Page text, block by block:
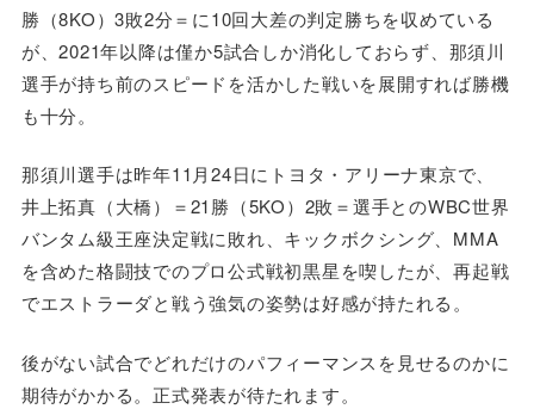
勝（8KO）3敗2分＝に10回大差の判定勝ちを収めている
が、2021年以降は僅か5試合しか消化しておらず、那須川
選手が持ち前のスピードを活かした戦いを展開すれば勝機
も十分。
那須川選手は昨年11月24日にトヨタ・アリーナ東京で、
井上拓真（大橋）＝21勝（5KO）2敗＝選手とのWBC世界
バンタム級王座決定戦に敗れ、キックボクシング、MMA
を含めた格闘技でのプロ公式戦初黒星を喫したが、再起戦
でエストラーダと戦う強気の姿勢は好感が持たれる。
後がない試合でどれだけのパフィーマンスを見せるのかに
期待がかかる。正式発表が待たれます。